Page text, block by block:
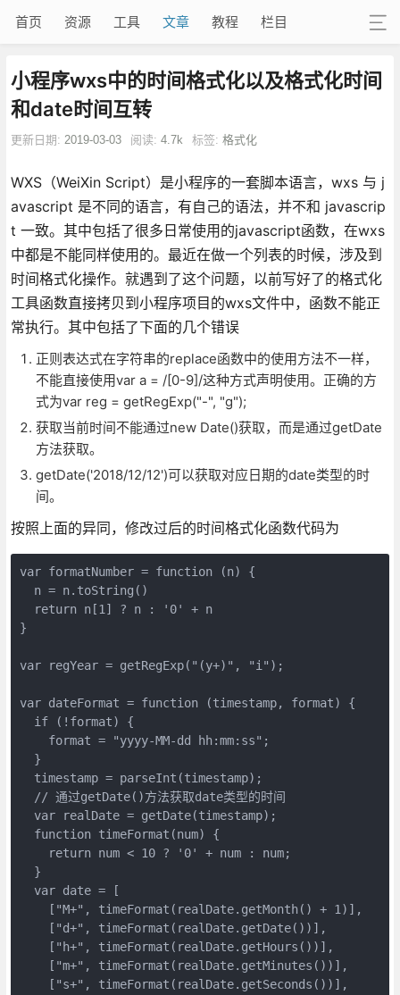
首页 资源 工具 文章 教程 栏目
小程序wxs中的时间格式化以及格式化时间
和date时间互转
更新日期: 2019-03-03 阅读: 4.7k 标签: 格式化
WXS（WeiXin Script）是小程序的一套脚本语言，wxs 与 j
avascript 是不同的语言，有自己的语法，并不和 javascrip
t 一致。其中包括了很多日常使用的javascript函数，在wxs
中都是不能同样使用的。最近在做一个列表的时候，涉及到
时间格式化操作。就遇到了这个问题，以前写好了的格式化
工具函数直接拷贝到小程序项目的wxs文件中，函数不能正
常执行。其中包括了下面的几个错误
正则表达式在字符串的replace函数中的使用方法不一样，
不能直接使用var a = /[0-9]/这种方式声明使用。正确的方
式为var reg = getRegExp("-", "g");
获取当前时间不能通过new Date()获取，而是通过getDate
方法获取。
getDate('2018/12/12')可以获取对应日期的date类型的时
间。
按照上面的异同，修改过后的时间格式化函数代码为
var formatNumber = function (n) {
  n = n.toString()
  return n[1] ? n : '0' + n
}
var regYear = getRegExp("(y+)", "i");
var dateFormat = function (timestamp, format) {
  if (!format) {
    format = "yyyy-MM-dd hh:mm:ss";
  }
  timestamp = parseInt(timestamp);
  // 通过getDate()方法获取date类型的时间
  var realDate = getDate(timestamp);
  function timeFormat(num) {
    return num < 10 ? '0' + num : num;
  }
  var date = [
    ["M+", timeFormat(realDate.getMonth() + 1)],
    ["d+", timeFormat(realDate.getDate())],
    ["h+", timeFormat(realDate.getHours())],
    ["m+", timeFormat(realDate.getMinutes())],
    ["s+", timeFormat(realDate.getSeconds())],